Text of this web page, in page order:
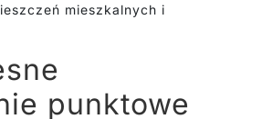
mieszkalnych i
punktowe